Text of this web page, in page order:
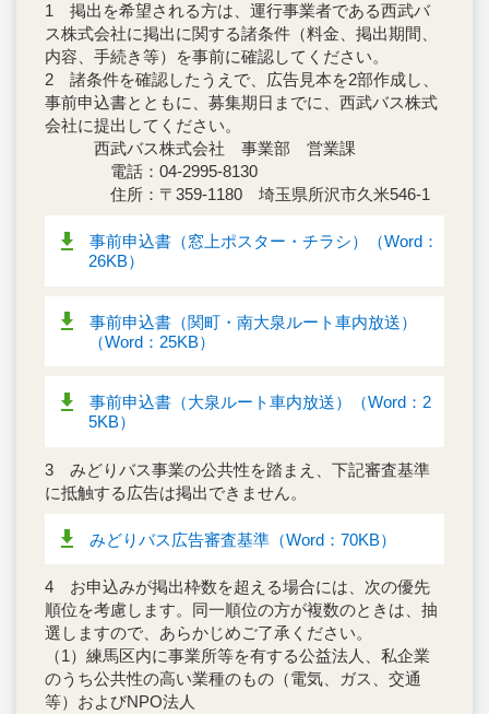
1 掲出を希望される方は、運行事業者である西武バ
ス株式会社に掲出に関する諸条件（料金、掲出期間、
内容、手続き等）を事前に確認してください。
2 諸条件を確認したうえで、広告見本を2部作成し、
事前申込書とともに、募集期日までに、西武バス株式
会社に提出してください。
西武バス株式会社 事業部 営業課
電話：04-2995-8130
住所：〒359-1180 埼玉県所沢市久米546-1
事前申込書（窓上ポスター・チラシ）（Word：
26KB）
事前申込書（関町・南大泉ルート車内放送）
（Word：25KB）
事前申込書（大泉ルート車内放送）（Word：2
5KB）
3 みどりバス事業の公共性を踏まえ、下記審査基準
に抵触する広告は掲出できません。
みどりバス広告審査基準（Word：70KB）
4 お申込みが掲出枠数を超える場合には、次の優先
順位を考慮します。同一順位の方が複数のときは、抽
選しますので、あらかじめご了承ください。
（1）練馬区内に事業所等を有する公益法人、私企業
のうち公共性の高い業種のもの（電気、ガス、交通
等）およびNPO法人